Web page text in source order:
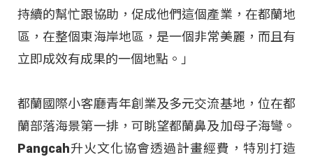
持續的幫忙跟協助，促成他們這個產業，在都蘭地
區，在整個東海岸地區，是一個非常美麗，而且有
立即成效有成果的一個地點。」
都蘭國際小客廳青年創業及多元交流基地，位在都
蘭部落海景第一排，可眺望都蘭鼻及加母子海彎。
Pangcah升火文化協會透過計畫經費，特別打造